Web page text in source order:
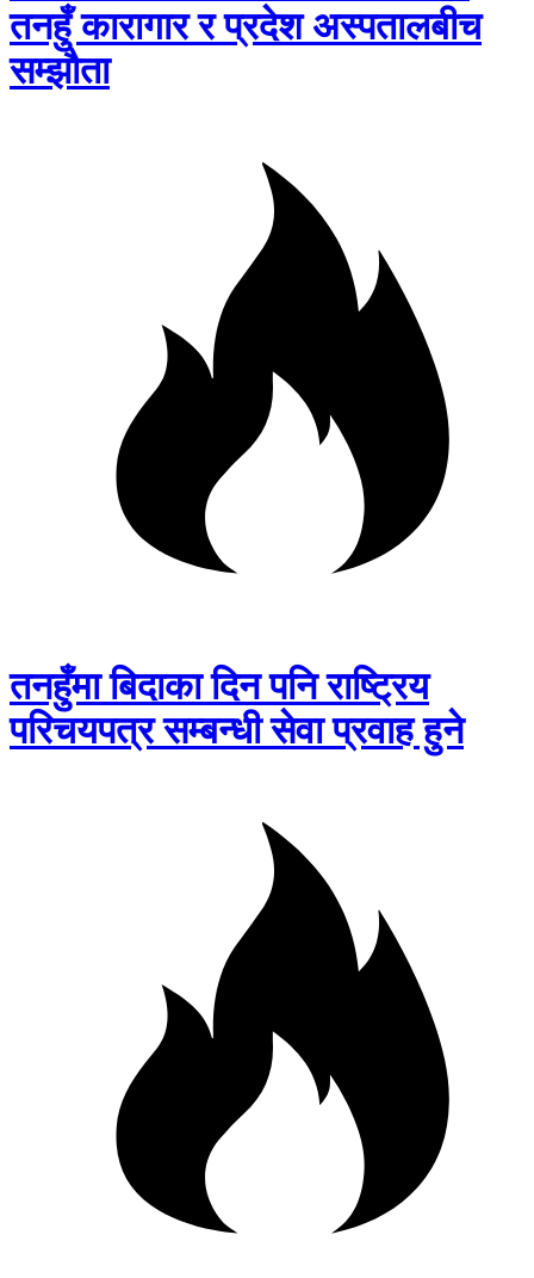
तनहुँ कारागार र प्रदेश अस्पतालबीच
सम्झौता
तनहुँमा बिदाका दिन पनि राष्ट्रिय
परिचयपत्र सम्बन्धी सेवा प्रवाह हुने